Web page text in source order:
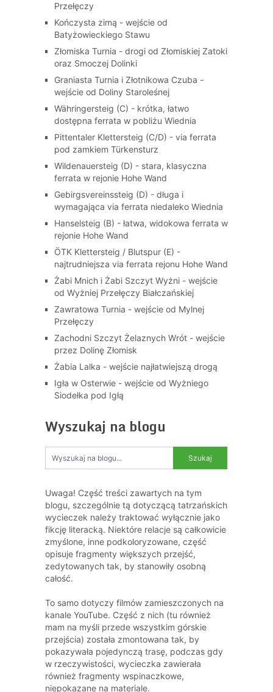
Przełęczy
Kończysta zimą - wejście od
Batyżowieckiego Stawu
Złomiska Turnia - drogi od Złomiskiej Zatoki
oraz Smoczej Dolinki
Graniasta Turnia i Złotnikowa Czuba -
wejście od Doliny Staroleśnej
Währingersteig (C) - krótka, łatwo
dostępna ferrata w pobliżu Wiednia
Pittentaler Klettersteig (C/D) - via ferrata
pod zamkiem Türkensturz
Wildenauersteig (D) - stara, klasyczna
ferrata w rejonie Hohe Wand
Gebirgsvereinssteig (D) - długa i
wymagająca via ferrata niedaleko Wiednia
Hanselsteig (B) - łatwa, widokowa ferrata w
rejonie Hohe Wand
ÖTK Klettersteig / Blutspur (E) -
najtrudniejsza via ferrata rejonu Hohe Wand
Żabi Mnich i Żabi Szczyt Wyżni - wejście
od Wyżniej Przełęczy Białczańskiej
Zawratowa Turnia - wejście od Mylnej
Przełęczy
Zachodni Szczyt Żelaznych Wrót - wejście
przez Dolinę Złomisk
Żabia Lalka - wejście najłatwiejszą drogą
Igła w Osterwie - wejście od Wyżniego
Siodełka pod Igłą
Wyszukaj na blogu
Uwaga! Część treści zawartych na tym
blogu, szczególnie tą dotyczącą tatrzańskich
wycieczek należy traktować wyłącznie jako
fikcję literacką. Niektóre relacje są całkowicie
zmyślone, inne podkoloryzowane, część
opisuje fragmenty większych przejść,
zedytowanych tak, by stanowiły osobną
całość.
To samo dotyczy filmów zamieszczonych na
kanale YouTube. Część z nich (tu również
mam na myśli przede wszystkim górskie
przejścia) została zmontowana tak, by
pokazywała pojedynczą trasę, podczas gdy
w rzeczywistości, wycieczka zawierała
również fragmenty wspinaczkowe,
niepokazane na materiale.